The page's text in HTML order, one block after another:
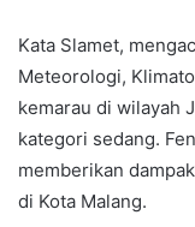
Kata Slamet,
Meteorologi,
kemarau di wilayah
kategori sedang.
memberikan
di Kota Malang.